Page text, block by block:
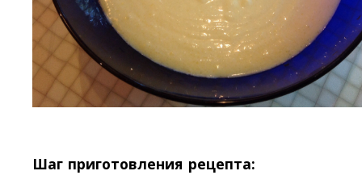
Шаг приготовления рецепта: